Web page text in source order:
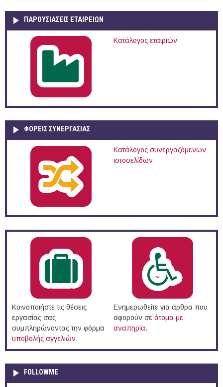
ΠΑΡΟΥΣΙΆΣΕΙΣ ΕΤΑΙΡΕΙΏΝ
Κατάλογος εταιριών
ΦΟΡΕΙΣ ΣΥΝΕΡΓΑΣΙΑΣ
Κατάλογος συνεργαζόμενων
ιστοσελίδων
Κοινοποιήστε τις θέσεις
εργασίας σας
συμπληρώνοντας την φόρμα
υποβολής αγγελιών.
Ενημερωθείτε για άρθρα που
αφορούν σε άτομα με
αναπηρία.
FOLLOWME